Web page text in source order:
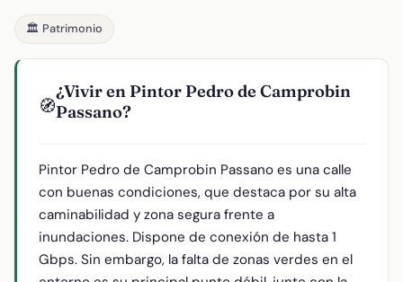
🏛️ Patrimonio
🧭
¿Vivir en Pintor Pedro de Camprobin
Passano?
Pintor Pedro de Camprobin Passano es una calle
con buenas condiciones, que destaca por su alta
caminabilidad y zona segura frente a
inundaciones. Dispone de conexión de hasta 1
Gbps. Sin embargo, la falta de zonas verdes en el